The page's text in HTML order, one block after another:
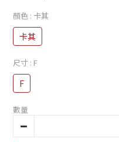
顏色 : 卡其
卡其
尺寸 : F
F
數量